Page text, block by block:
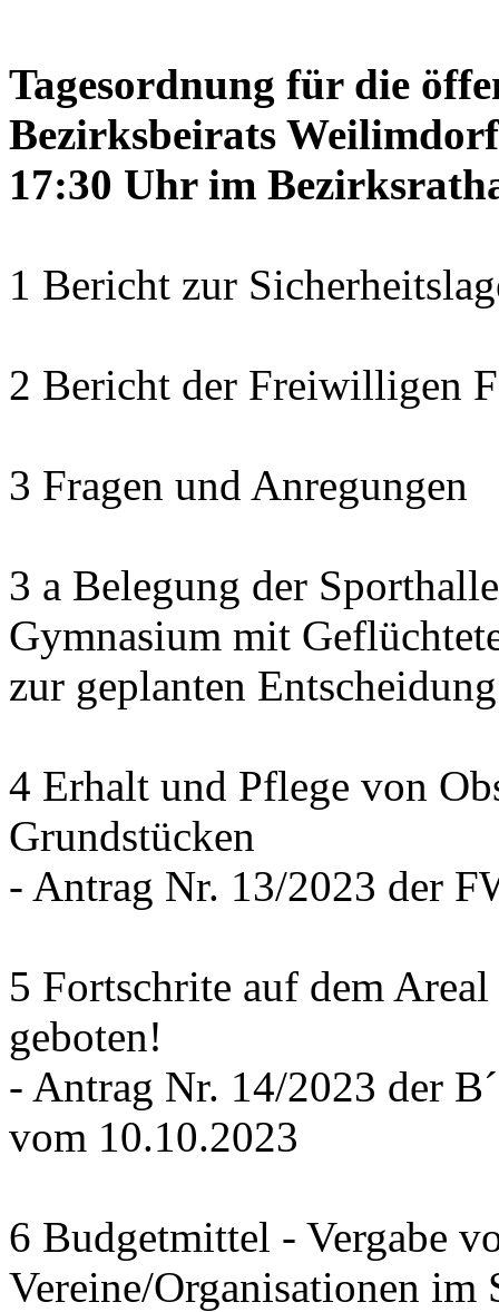
Tagesordnung für die
Bezirksbeirats
17:30 Uhr im
1 Bericht zur
2 Bericht der Freiwilligen
3 Fragen und Anregungen
3 a Belegung der
Gymnasium mit
zur geplanten
4 Erhalt und Pflege von
Grundstücken
- Antrag Nr. 13/2023 der
5 Fortschrite auf dem
geboten!
- Antrag Nr. 14/2023 der
vom 10.10.2023
6 Budgetmittel - Vergabe
Vereine/Organisationen im